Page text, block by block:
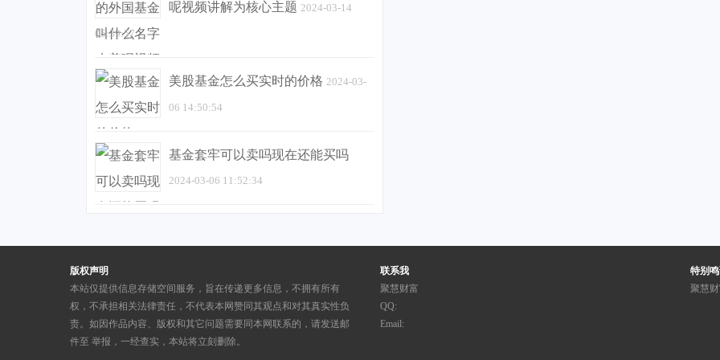
呢视频讲解为核心主题 2024-03-14
05:39:57
美股基金怎么买实时的价格 2024-03-
06 14:50:54
基金套牢可以卖吗现在还能买吗
2024-03-06 11:52:34
版权声明
本站仅提供信息存储空间服务，旨在传递更多信息，不拥有所有
权，不承担相关法律责任，不代表本网赞同其观点和对其真实性负
责。如因作品内容、版权和其它问题需要同本网联系的，请发送邮
件至 举报，一经查实，本站将立刻删除。
联系我
聚慧财富
QQ:
Email:
特别
聚慧